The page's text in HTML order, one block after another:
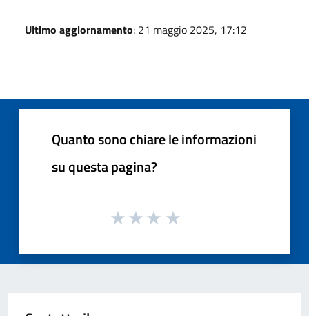
Ultimo aggiornamento: 21 maggio 2025, 17:12
Quanto sono chiare le informazioni
su questa pagina?